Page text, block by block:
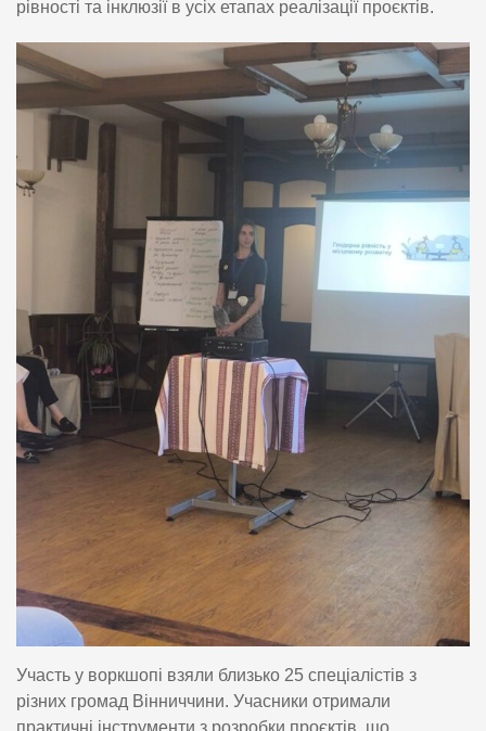
рівності та інклюзії в усіх етапах реалізації проєктів.
Участь у воркшопі взяли близько 25 спеціалістів з
різних громад Вінниччини. Учасники отримали
практичні інструменти з розробки проєктів, що